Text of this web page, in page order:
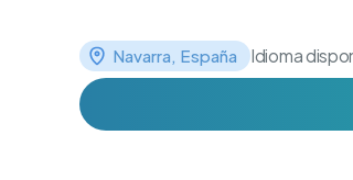
Navarra, España Idioma